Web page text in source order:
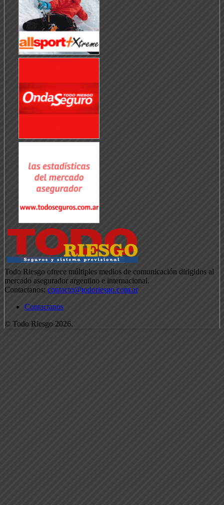
Todo Riesgo ofrece múltiples medios de comunicación dirigidos al
mercado asegurador argentino e internacional.
Contactanos: contacto@todoriesgo.com.ar
Contactanos
© Todo Riesgo 2026.